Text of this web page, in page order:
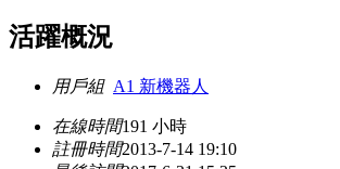
活躍概況
用戶組 A1 新機器人
在線時間191 小時
註冊時間2013-7-14 19:10